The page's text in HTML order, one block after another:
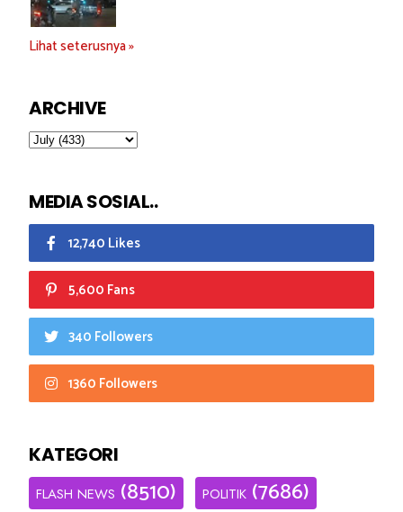
Lihat seterusnya »
ARCHIVE
MEDIA SOSIAL..
12,740 Likes
5,600 Fans
340 Followers
1360 Followers
KATEGORI
FLASH NEWS (8510) POLITIK (7686)